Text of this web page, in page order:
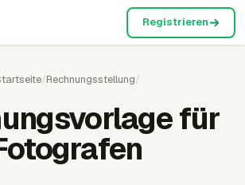
Registrieren
/Rechnungsstellung/
für